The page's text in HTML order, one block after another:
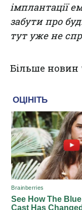
імплантації
забути про
тут уже не
Більше новин